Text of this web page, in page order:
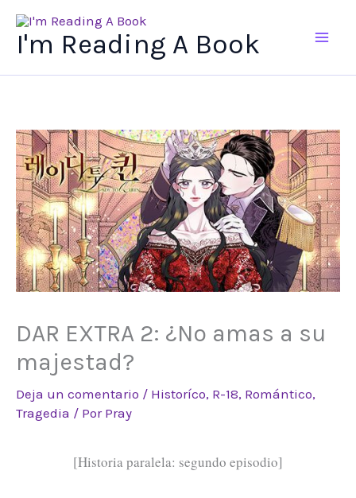
I'm Reading A Book
DAR EXTRA 2: ¿No amas a su
majestad?
Deja un comentario / Historíco, R-18, Romántico,
Tragedia / Por Pray
[Historia paralela: segundo episodio]